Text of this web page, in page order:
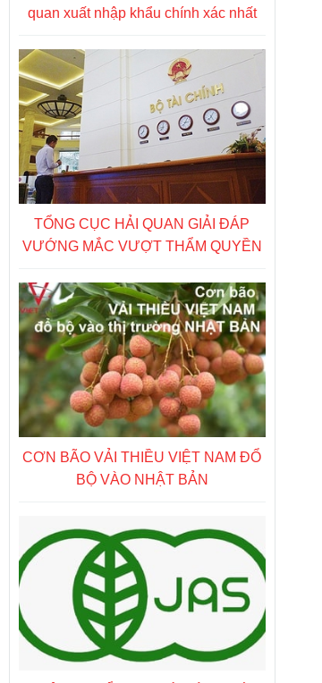
quan xuất nhập khẩu chính xác nhất
TỔNG CỤC HẢI QUAN GIẢI ĐÁP
VƯỚNG MẮC VƯỢT THẨM QUYỀN
CƠN BÃO VẢI THIỀU VIỆT NAM ĐỔ
BỘ VÀO NHẬT BẢN